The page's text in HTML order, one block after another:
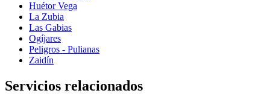
Huétor Vega
La Zubia
Las Gabias
Ogíjares
Peligros - Pulianas
Zaidín
Servicios relacionados